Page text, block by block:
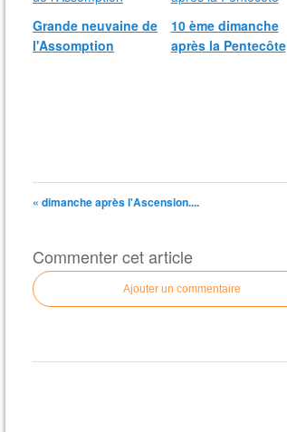
Grande neuvaine de
l'Assomption
10 ème dimanche
après la Pentecôte
« dimanche après l'Ascension....
Commenter cet article
Ajouter un commentaire